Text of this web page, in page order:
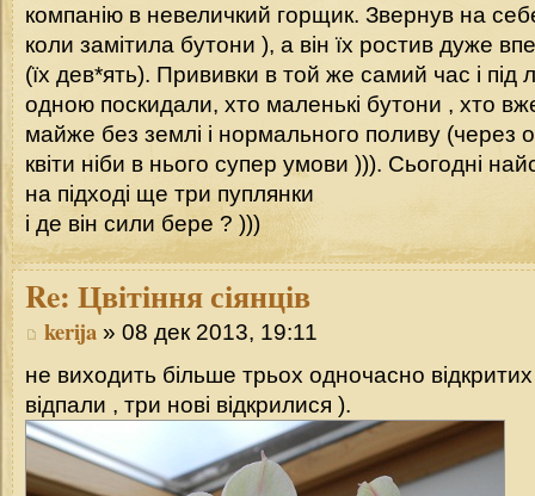
компанію в невеличкий горщик. Звернув на себе
коли замітила бутони ), а він їх ростив дуже
(їх дев*ять). Прививки в той же самий час і
одною поскидали, хто маленькі бутони , хто
майже без землі і нормального поливу (через
квіти ніби в нього супер умови ))). Сьогодні
на підході ще три пуплянки
і де він сили бере ? )))
Re: Цвітіння сіянців
kerija » 08 дек 2013, 19:11
не виходить більше трьох одночасно відкритих
відпали , три нові відкрилися ).